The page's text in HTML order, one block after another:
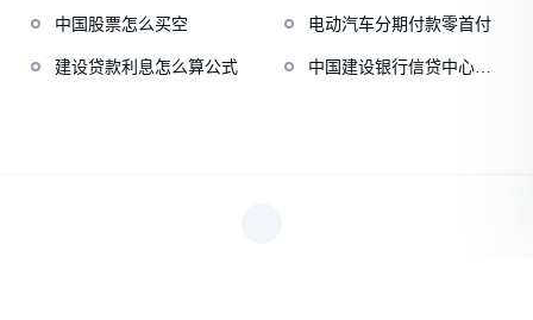
中国股票怎么买空 电动汽车分期付款零首付
建设贷款利息怎么算公式
中国建设银行信贷中心电